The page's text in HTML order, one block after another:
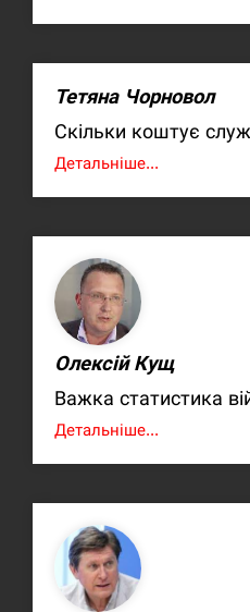
Тетяна Чорновол
Скільки коштує
Детальніше...
Олексій Кущ
Важка статистика
Детальніше...